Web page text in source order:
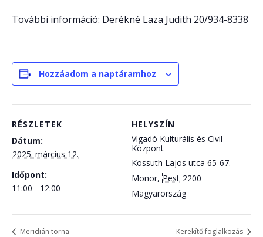
További információ: Derékné Laza Judith 20/934-8338
Hozzáadom a naptáramhoz
RÉSZLETEK
Dátum:
2025. március 12.
Időpont:
11:00 - 12:00
HELYSZÍN
Vigadó Kulturális és Civil
Központ
Kossuth Lajos utca 65-67.
Monor, Pest 2200
Magyarország
Meridián torna Kerekítő foglalkozás